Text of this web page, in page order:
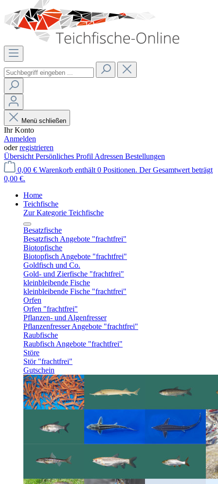
Menü schließen
Ihr Konto
Anmelden
oderregistrieren
Übersicht Persönliches Profil Adressen Bestellungen
0,00 € Warenkorb enthält 0 Positionen. Der Gesamtwert beträgt
0,00 €.
Home
Teichfische
Zur Kategorie Teichfische
Besatzfische
Besatzfisch Angebote "frachtfrei"
Biotopfische
Biotopfisch Angebote "frachtfrei"
Goldfisch und Co.
Gold- und Zierfische "frachtfrei"
kleinbleibende Fische
kleinbleibende Fische "frachtfrei"
Orfen
Orfen "frachtfrei"
Pflanzen- und Algenfresser
Pflanzenfresser Angebote "frachtfrei"
Raubfische
Raubfisch Angebote "frachtfrei"
Störe
Stör "frachtfrei"
Gutschein